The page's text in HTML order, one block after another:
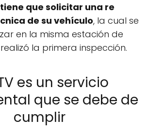
tiene que solicitar una re
de su vehículo, la cual se
en la misma estación de
la primera inspección.
es un servicio
que se debe de
cumplir